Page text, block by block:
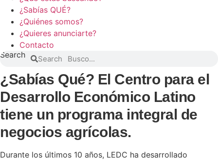
¿Sabías QUÉ?
¿Quiénes somos?
¿Quieres anunciarte?
Contacto
Search
Search
¿Sabías Qué? El Centro para el
Desarrollo Económico Latino
tiene un programa integral de
negocios agrícolas.
Durante los últimos 10 años, LEDC ha desarrollado